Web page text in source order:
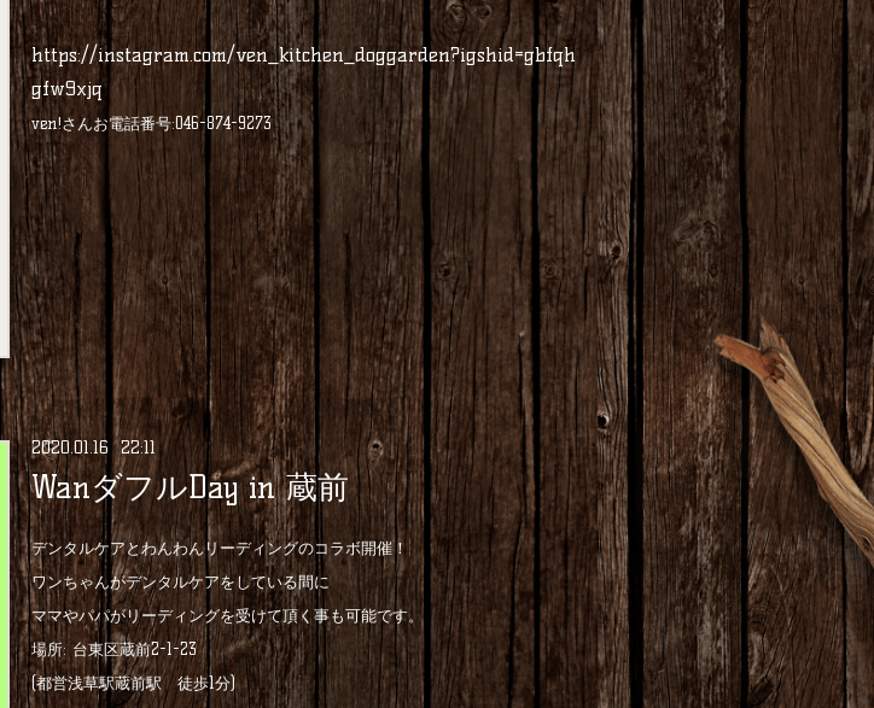
https://instagram.com/ven_kitchen_doggarden?igshid=gbfqh
gfw9xjq
ven!さんお電話番号:046-874-9273
2020.01.16 22:11
WanダフルDay in 蔵前
デンタルケアとわんわんリーディングのコラボ開催！
ワンちゃんがデンタルケアをしている間に
ママやパパがリーディングを受けて頂く事も可能です。
場所: 台東区蔵前2-1-23
(都営浅草駅蔵前駅 徒歩1分)